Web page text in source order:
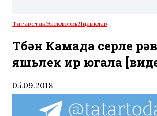
ТатарстанЭксклюзивЯңалыклар
Түбән Камада серле
яшьлек ир югала
05.09.2018